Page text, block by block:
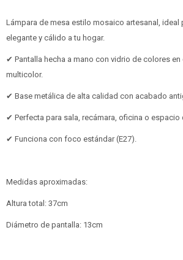
Lámpara de mesa estilo mosaico artesanal, ideal
elegante y cálido a tu hogar.
✔ Pantalla hecha a mano con vidrio de colores
multicolor.
✔ Base metálica de alta calidad con acabado
✔ Perfecta para sala, recámara, oficina o espacio
✔ Funciona con foco estándar (E27).
Medidas aproximadas:
Altura total: 37cm
Diámetro de pantalla: 13cm